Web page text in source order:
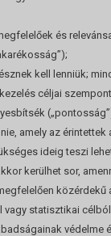
és
kell lenniük;
céljai
amely az
ideig teszi
kerülhet sor,
közérdekű
statisztikai
védelme